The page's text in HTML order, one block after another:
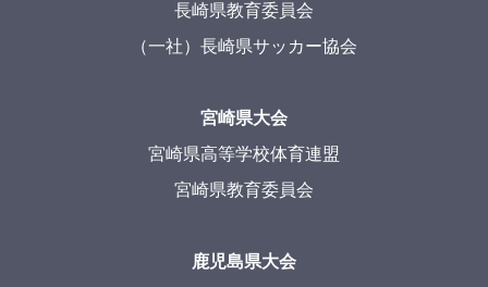
長崎県教育委員会
（一社）長崎県サッカー協会
宮崎県大会
宮崎県高等学校体育連盟
宮崎県教育委員会
鹿児島県大会